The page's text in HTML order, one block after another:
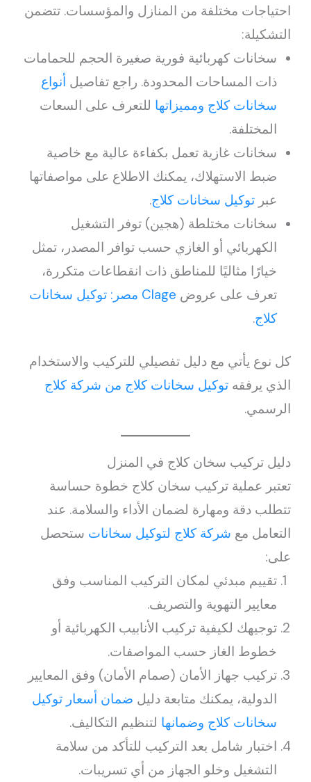
احتياجات مختلفة من المنازل والمؤسسات. تتضمن
التشكيلة:
سخانات كهربائية فورية صغيرة الحجم للحمامات
ذات المساحات المحدودة. راجع تفاصيل أنواع
سخانات كلاج ومميزاتها للتعرف على السعات
المختلفة.
سخانات غازية تعمل بكفاءة عالية مع خاصية
ضبط الاستهلاك، يمكنك الاطلاع على مواصفاتها
عبرتوكيل سخانات كلاج.
سخانات مختلطة (هجين) توفر التشغيل
الكهربائي أو الغازي حسب توافر المصدر، تمثل
خيارًا مثاليًا للمناطق ذات انقطاعات متكررة،
تعرف على عروض
Clage مصر: توكيل سخانات
كلاج.
كل نوع يأتي مع دليل تفصيلي للتركيب والاستخدام
الذي يرفقهتوكيل سخانات كلاج من شركة كلاج
الرسمي.
دليل تركيب سخان كلاج في المنزل
تعتبر عملية تركيب سخان كلاج خطوة حساسة
تتطلب دقة ومهارة لضمان الأداء والسلامة. عند
التعامل مع شركة كلاج لتوكيل سخانات ستحصل
على:
تقييم مبدئي لمكان التركيب المناسب وفق
معايير التهوية والتصريف.
توجيهك لكيفية تركيب الأنابيب الكهربائية أو
خطوط الغاز حسب المواصفات.
تركيب جهاز الأمان (صمام الأمان) وفق المعايير
الدولية، يمكنك متابعة دليل ضمان أسعار توكيل
سخانات كلاج وضمانها لتنظيم التكاليف.
اختبار شامل بعد التركيب للتأكد من سلامة
التشغيل وخلو الجهاز من أي تسريبات.